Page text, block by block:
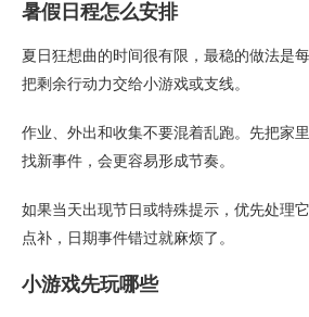
暑假日程怎么安排
夏日狂想曲的时间很有限，最稳的做法是
把剩余行动力交给小游戏或支线。
作业、外出和收集不要混着乱跑。先把家
找新事件，会更容易形成节奏。
如果当天出现节日或特殊提示，优先处理
点补，日期事件错过就麻烦了。
小游戏先玩哪些